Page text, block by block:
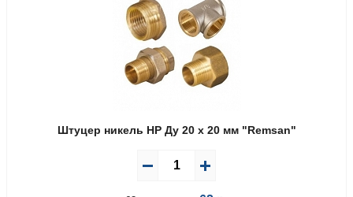
Штуцер никель НР Ду 20 х 20 мм "Remsan"